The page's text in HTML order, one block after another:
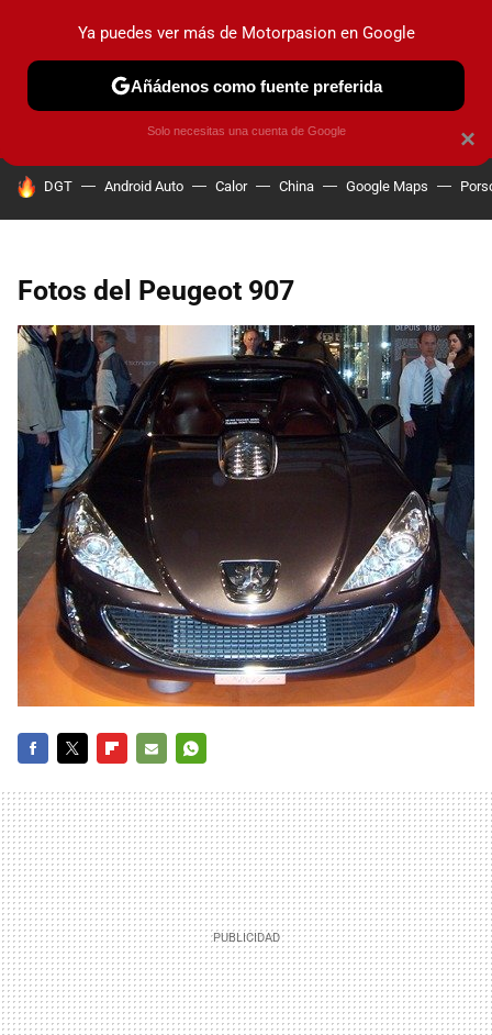
PRUEBAS COCHES ELÉCTRICOS OBSERVATORIO
HOY SE HABLA DE
DGT Android Auto Calor China Google Maps
Fotos del Peugeot 907
MAIL
×
Ya puedes ver más de Motorpasion en Google
Añádenos como fuente preferida
Solo necesitas una cuenta de Google